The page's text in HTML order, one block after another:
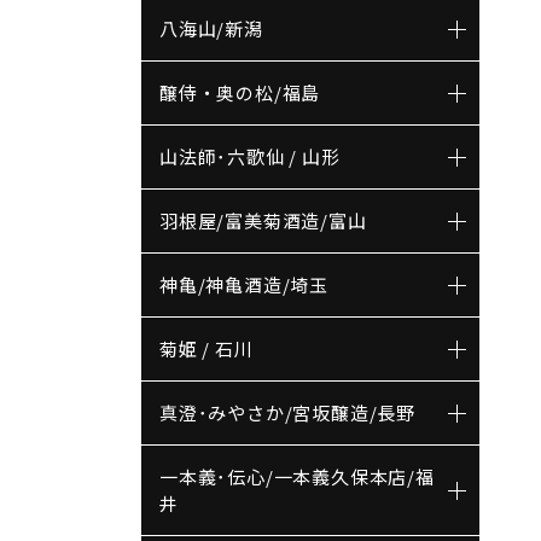
八海山/新潟
醸侍・奥の松/福島
山法師･六歌仙 / 山形
羽根屋/富美菊酒造/富山
神亀/神亀酒造/埼玉
菊姫 / 石川
真澄･みやさか/宮坂醸造/長野
一本義･伝心/一本義久保本店/福
井